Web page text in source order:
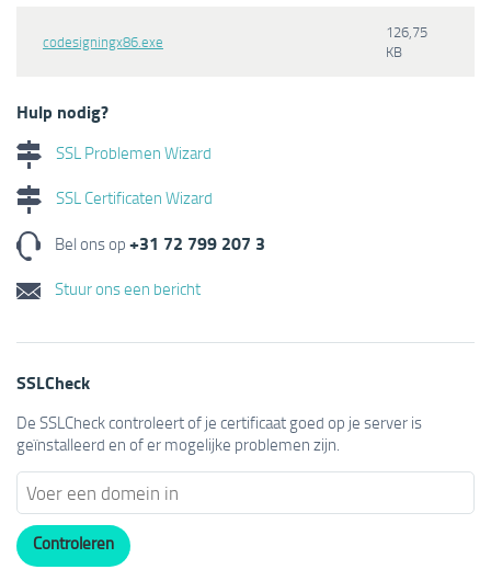
codesigningx86.exe
126,75
KB
Hulp nodig?
SSL Problemen Wizard
SSL Certificaten Wizard
Bel ons op +31 72 799 207 3
Stuur ons een bericht
SSLCheck
De SSLCheck controleert of je certificaat goed op je server is
geïnstalleerd en of er mogelijke problemen zijn.